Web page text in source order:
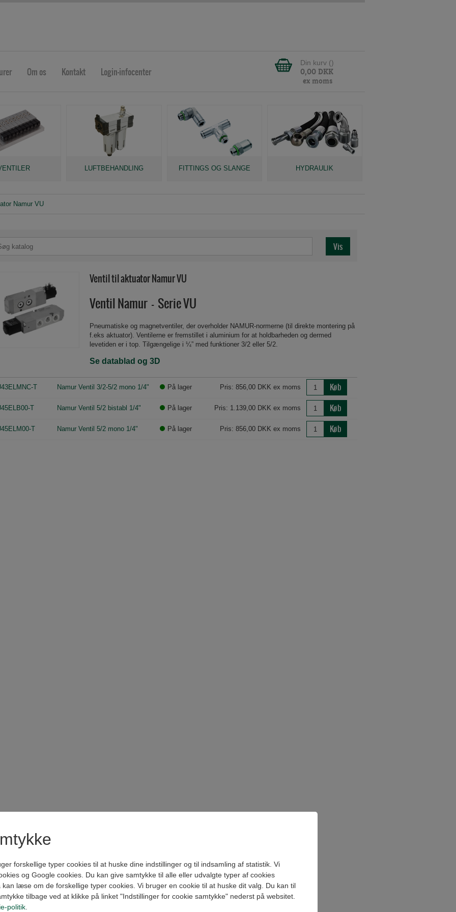
Om os Kontakt Login-infocenter
Din kurv ()
0,00 DKK
ex moms
LUFTBEHANDLING FITTINGS OG SLANGE HYDRAULIK
Namur VU
Ventil til aktuator Namur VU
Ventil Namur - Serie VU
Pneumatiske og magnetventiler, der overholder NAMUR-normerne (til direkte montering på
f.eks aktuator). Ventilerne er fremstillet i aluminium for at holdbarheden og dermed
levetiden er i top. Tilgængelige i ¼” med funktioner 3/2 eller 5/2.
Se datablad og 3D
T Namur Ventil 3/2-5/2 mono 1/4" På lager Pris: 856,00 DKK ex moms Køb
T Namur Ventil 5/2 bistabl 1/4" På lager Pris: 1.139,00 DKK ex moms Køb
T Namur Ventil 5/2 mono 1/4" På lager Pris: 856,00 DKK ex moms Køb
forskellige typer cookies til at huske dine indstillinger og til indsamling af statistik. Vi
og Google cookies. Du kan give samtykke til alle eller udvalgte typer af cookies
kan læse om de forskellige typer cookies. Vi bruger en cookie til at huske dit valg. Du kan til
tilbage ved at klikke på linket "Indstillinger for cookie samtykke" nederst på websitet.
politik